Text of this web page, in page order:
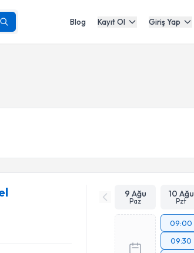
Blog Kayıt Ol Giriş Yap
9 Ağu
Paz
10 Ağu
Pzt
09:00
09:30